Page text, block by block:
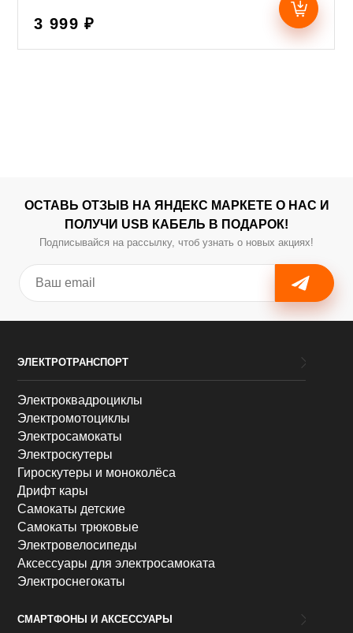
3 999 ₽
ОСТАВЬ ОТЗЫВ НА ЯНДЕКС МАРКЕТЕ О НАС И
ПОЛУЧИ USB КАБЕЛЬ В ПОДАРОК!
Подписывайся на рассылку, чтоб узнать о новых акциях!
ЭЛЕКТРОТРАНСПОРТ
Электроквадроциклы
Электромотоциклы
Электросамокаты
Электроскутеры
Гироскутеры и моноколёса
Дрифт кары
Самокаты детские
Самокаты трюковые
Электровелосипеды
Аксессуары для электросамоката
Электроснегокаты
СМАРТФОНЫ И АКСЕССУАРЫ